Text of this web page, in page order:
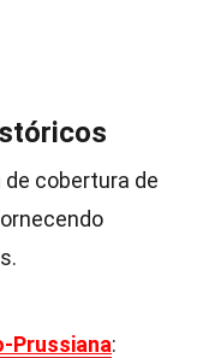
cobertura de
Prussiana: